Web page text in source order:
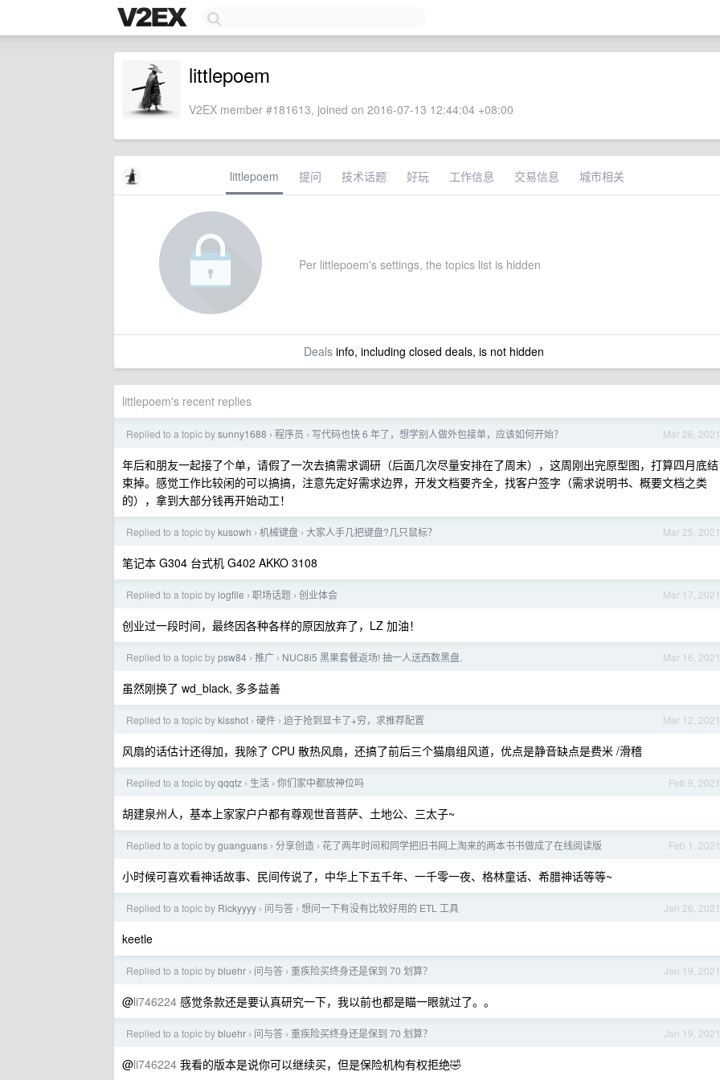
littlepoem
V2EX member #181613, joined on 2016-07-13 12:44:04 +08:00
littlepoem 提问 技术话题 好玩 工作信息 交易信息 城市相关
Per littlepoem's settings, the topics list is hidden
Dealsinfo, including closed deals, is not hidden
littlepoem's recent replies
Mar 26, 2021
Replied to a topic bysunny1688 › 程序员 › 写代码也快 6 年了，想学别人做外包接单，应该如何开始？
年后和朋友一起接了个单，请假了一次去搞需求调研（后面几次尽量安排在了周末），这周刚出完原型图，打算四月底结
束掉。感觉工作比较闲的可以搞搞，注意先定好需求边界，开发文档要齐全，找客户签字（需求说明书、概要文档之类
的），拿到大部分钱再开始动工！
Mar 25, 2021
Replied to a topic bykusowh › 机械键盘 › 大家人手几把键盘?几只鼠标？
笔记本 G304 台式机 G402 AKKO 3108
Mar 17, 2021
Replied to a topic by logfile › 职场话题 › 创业体会
创业过一段时间，最终因各种各样的原因放弃了，LZ 加油！
Mar 16, 2021
Replied to a topic bypsw84 › 推广 › NUC8i5 黑果套餐返场! 抽一人送西数黑盘.
虽然刚换了 wd_black, 多多益善
Mar 12, 2021
Replied to a topic bykisshot › 硬件 › 迫于抢到显卡了+穷，求推荐配置
风扇的话估计还得加，我除了 CPU 散热风扇，还搞了前后三个猫扇组风道，优点是静音缺点是费米 /滑稽
Feb 9, 2021
Replied to a topic byqqqtz › 生活 › 你们家中都放神位吗
胡建泉州人，基本上家家户户都有尊观世音菩萨、土地公、三太子~
Feb 1, 2021
Replied to a topic byguanguans › 分享创造 › 花了两年时间和同学把旧书网上淘来的两本书书做成了在线阅读版
小时候可喜欢看神话故事、民间传说了，中华上下五千年、一千零一夜、格林童话、希腊神话等等~
Jan 26, 2021
Replied to a topic by Rickyyyy › 问与答 › 想问一下有没有比较好用的 ETL 工具
keetle
Jan 19, 2021
Replied to a topic bybluehr › 问与答 › 重疾险买终身还是保到 70 划算？
@li746224 感觉条款还是要认真研究一下，我以前也都是瞄一眼就过了。。
Jan 19, 2021
Replied to a topic bybluehr › 问与答 › 重疾险买终身还是保到 70 划算？
@li746224 我看的版本是说你可以继续买，但是保险机构有权拒绝🤣